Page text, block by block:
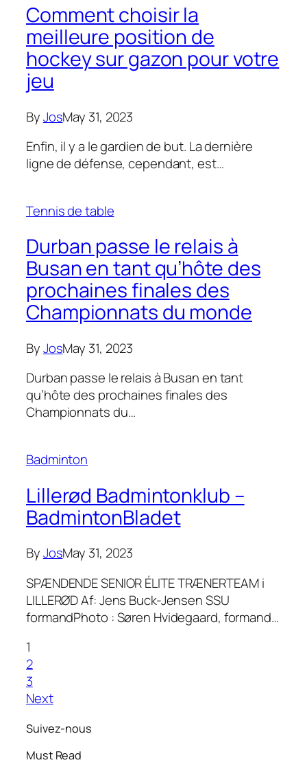
Comment choisir la
meilleure position de
hockey sur gazon pour votre
jeu
ByJosMay 31, 2023
Enfin, il y a le gardien de but. La dernière
ligne de défense, cependant, est…
Tennis de table
Durban passe le relais à
Busan en tant qu’hôte des
prochaines finales des
Championnats du monde
ByJosMay 31, 2023
Durban passe le relais à Busan en tant
qu’hôte des prochaines finales des
Championnats du…
Badminton
Lillerød Badmintonklub –
BadmintonBladet
ByJosMay 31, 2023
SPÆNDENDE SENIOR ÉLITE TRÆNERTEAM i
LILLERØD Af: Jens Buck-Jensen SSU
formandPhoto : Søren Hvidegaard, formand…
1
2
3
Next
Suivez-nous
Must Read